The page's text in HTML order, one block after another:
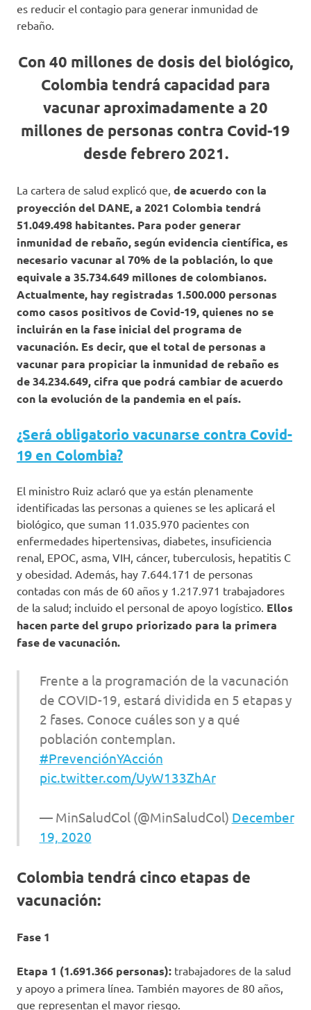
es reducir el contagio para generar inmunidad de
rebaño.
Con 40 millones de dosis del biológico,
Colombia tendrá capacidad para
vacunar aproximadamente a 20
millones de personas contra Covid-19
desde febrero 2021.
La cartera de salud explicó que, de acuerdo con la
proyección del DANE, a 2021 Colombia tendrá
51.049.498 habitantes. Para poder generar
inmunidad de rebaño, según evidencia científica, es
necesario vacunar al 70% de la población, lo que
equivale a 35.734.649 millones de colombianos.
Actualmente, hay registradas 1.500.000 personas
como casos positivos de Covid-19, quienes no se
incluirán en la fase inicial del programa de
vacunación. Es decir, que el total de personas a
vacunar para propiciar la inmunidad de rebaño es
de 34.234.649, cifra que podrá cambiar de acuerdo
con la evolución de la pandemia en el país.
¿Será obligatorio vacunarse contra Covid-
19 en Colombia?
El ministro Ruiz aclaró que ya están plenamente
identificadas las personas a quienes se les aplicará el
biológico, que suman 11.035.970 pacientes con
enfermedades hipertensivas, diabetes, insuficiencia
renal, EPOC, asma, VIH, cáncer, tuberculosis, hepatitis C
y obesidad. Además, hay 7.644.171 de personas
contadas con más de 60 años y 1.217.971 trabajadores
de la salud; incluido el personal de apoyo logístico. Ellos
hacen parte del grupo priorizado para la primera
fase de vacunación.
Frente a la programación de la vacunación
de COVID-19, estará dividida en 5 etapas y
2 fases. Conoce cuáles son y a qué
población contemplan.
#PrevenciónYAcción
pic.twitter.com/UyW133ZhAr
— MinSaludCol (@MinSaludCol) December
19, 2020
Colombia tendrá cinco etapas de
vacunación:
Fase 1
Etapa 1 (1.691.366 personas): trabajadores de la salud
y apoyo a primera línea. También mayores de 80 años,
que representan el mayor riesgo.